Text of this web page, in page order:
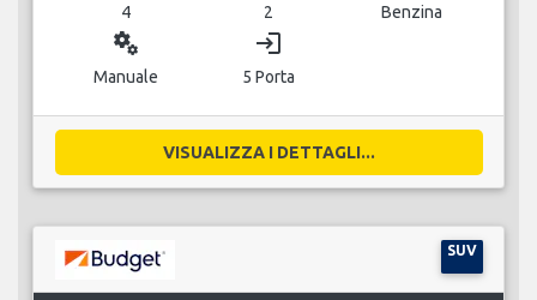
4 2 Benzina
miscellaneous_services
Manuale
login
5 Porta
VISUALIZZA I DETTAGLI...
SUV